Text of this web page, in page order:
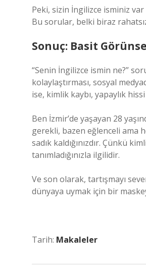
Peki, sizin İngilizce isminiz
Bu sorular, belki biraz
Sonuç: Basit
“Senin İngilizce ismin ne?”
kolaylaştırması, sosyal
ise, kimlik kaybı, yapaylık
Ben İzmir’de yaşayan 28
gerekli, bazen eğlenceli ama
sadık kaldığınızdır. Çünkü
tanımladığınızla ilgilidir.
Ve son olarak, tartışmayı
dünyaya uymak için bir
Tarih: Makaleler